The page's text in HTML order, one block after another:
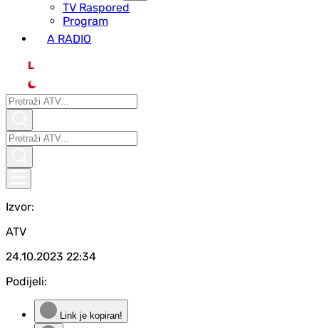
ТV Raspored
Program
A RADIO
L
Izvor:
ATV
24.10.2023 22:34
Podijeli:
Link je kopiran!